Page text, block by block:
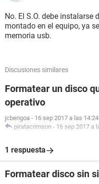
No. El S.O. debe instalarse
montado en el equipo, ya
memoria usb.
Discusiones similares
Formatear un disco
operativo
jcbengoa - 16 sep 2017 a las 14:24
piratacrimson - 16 sep 2017 a
1 respuesta
Formatear disco sin